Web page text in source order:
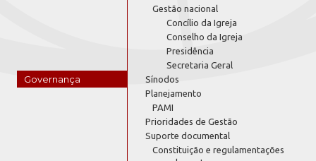
Governança
Gestão nacional
Concílio da Igreja
Conselho da Igreja
Presidência
Secretaria Geral
Sínodos
Planejamento
PAMI
Prioridades de Gestão
Suporte documental
Constituição e regulamentações